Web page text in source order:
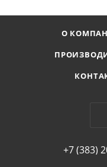
О
+7 (383)